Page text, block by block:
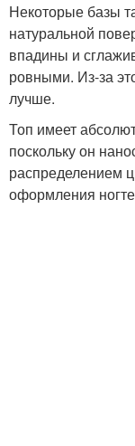
Некоторые базы
натуральной
впадины и
ровными. Из-за
лучше.
Топ имеет
поскольку он
распределением
оформления